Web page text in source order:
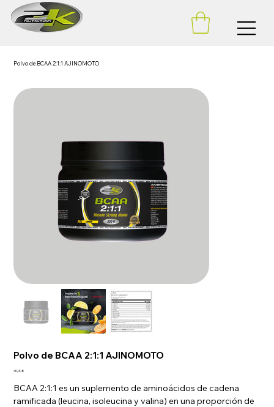
Polvo de BCAA 2:1:1 AJINOMOTO
Polvo de BCAA 2:1:1 AJINOMOTO
Precio
40,00 €
BCAA 2:1:1 es un suplemento de aminoácidos de cadena
ramificada (leucina, isoleucina y valina) en una proporción de